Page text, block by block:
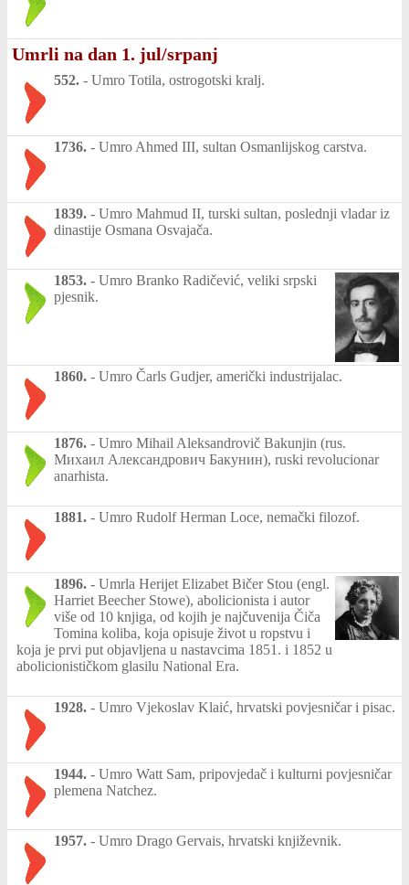
Umrli na dan 1. jul/srpanj
552. - Umro Totila, ostrogotski kralj.
1736. - Umro Ahmed III, sultan Osmanlijskog carstva.
1839. - Umro Mahmud II, turski sultan, poslednji vladar iz
dinastije Osmana Osvajača.
1853. - Umro Branko Radičević, veliki srpski
pjesnik.
1860. - Umro Čarls Gudjer, američki industrijalac.
1876. - Umro Mihail Aleksandrovič Bakunjin (rus.
Михаил Александрович Бакунин), ruski revolucionar
anarhista.
1881. - Umro Rudolf Herman Loce, nemački filozof.
1896. - Umrla Herijet Elizabet Bičer Stou (engl.
Harriet Beecher Stowe), abolicionista i autor
više od 10 knjiga, od kojih je najčuvenija Čiča
Tomina koliba, koja opisuje život u ropstvu i
koja je prvi put objavljena u nastavcima 1851. i 1852 u
abolicionističkom glasilu National Era.
1928. - Umro Vjekoslav Klaić, hrvatski povjesničar i pisac.
1944. - Umro Watt Sam, pripovjedač i kulturni povjesničar
plemena Natchez.
1957. - Umro Drago Gervais, hrvatski književnik.